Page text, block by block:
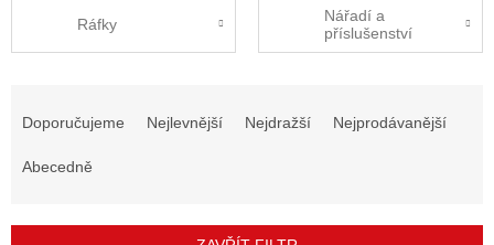
Ráfky
Nářadí a
příslušenství
Doporučujeme Nejlevnější Nejdražší Nejprodávanější
Abecedně